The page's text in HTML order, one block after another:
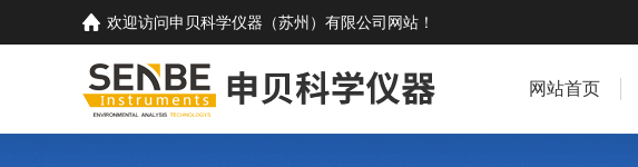
欢迎访问申贝科学仪器（苏州）有限公司 网站！
网站首页